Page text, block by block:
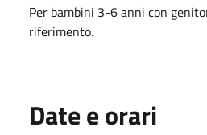
Per bambini 3-6 anni con
riferimento.
Date e orari